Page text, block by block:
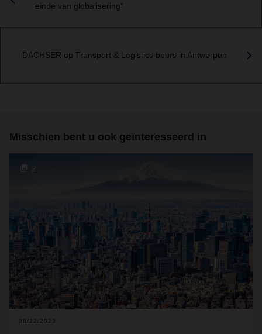
einde van globalisering"
DACHSER op Transport & Logistics beurs in Antwerpen
Misschien bent u ook geïnteresseerd in
08/22/2023